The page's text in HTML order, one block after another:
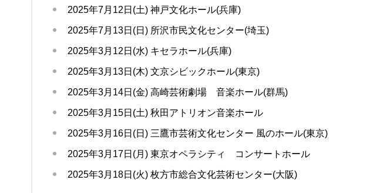
2025年7月12日(土) 神戸文化ホール(兵庫)
2025年7月13日(日) 所沢市民文化センター(埼玉)
2025年3月12日(水) キセラホール(兵庫)
2025年3月13日(木) 文京シビックホール(東京)
2025年3月14日(金) 高崎芸術劇場 音楽ホール(群馬)
2025年3月15日(土) 秋田アトリオン音楽ホール
2025年3月16日(日) 三鷹市芸術文化センター 風のホール(東京)
2025年3月17日(月) 東京オペラシティ コンサートホール
2025年3月18日(火) 枚方市総合文化芸術センター(大阪)